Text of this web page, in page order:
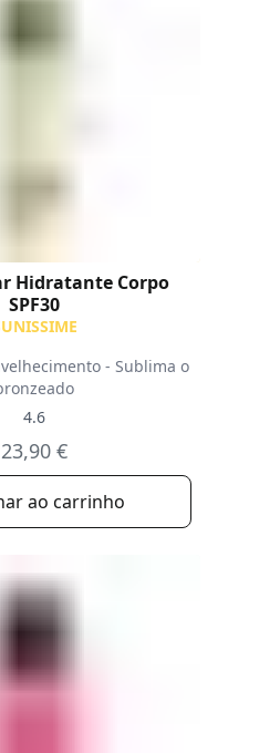
Hidratante Corpo
SPF30
- Sublima o
4.6
23,90 €
ao carrinho